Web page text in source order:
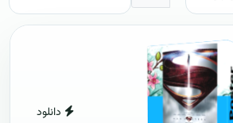
دانلود